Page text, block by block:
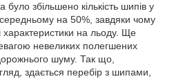
збільшено кількість шипів у
на 50%, завдяки чому
характеристики на льоду. Ще
невеликих полегшених
шуму. Так що,
здається перебір з шипами,